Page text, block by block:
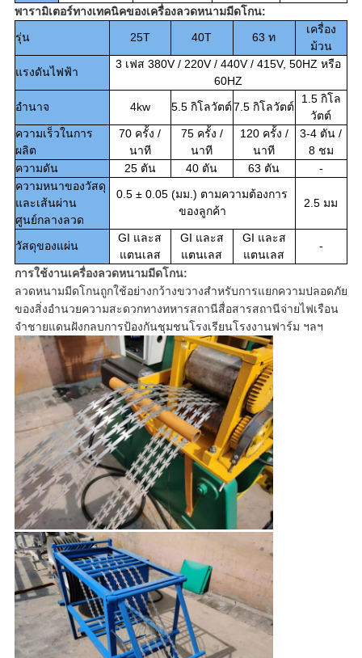
พารามิเตอร์ทางเทคนิคของเครื่องลวดหนามมีดโกน:
รุ่น
25T 40T 63 ท
เครื่อง
ม้วน
แรงดันไฟฟ้า
3 เฟส 380V / 220V / 440V / 415V, 50HZ หรือ
60HZ
อำนาจ
4kw 5.5 กิโลวัตต์ 7.5 กิโลวัตต์
1.5 กิโล
วัตต์
ความเร็วในการ
ผลิต
70 ครั้ง /
นาที
75ครั้ง /
นาที
120 ครั้ง /
นาที
3-4 ตัน /
8 ชม
ความดัน
25 ตัน 40 ตัน 63 ตัน
-
ความหนาของวัสดุ
และเส้นผ่าน
ศูนย์กลางลวด
0.5 ± 0.05 (มม.) ตามความต้องการ
ของลูกค้า
2.5 มม
วัสดุของแผ่น
GI และส
แตนเลส
GI และส
แตนเลส
GI และส
แตนเลส
-
การใช้งานเครื่องลวดหนามมีดโกน:
ลวดหนามมีดโกนถูกใช้อย่างกว้างขวางสำหรับการแยกความปลอดภัย
ของสิ่งอำนวยความสะดวกทางทหารสถานีสื่อสารสถานีจ่ายไฟเรือน
จำชายแดนฝังกลบการป้องกันชุมชนโรงเรียนโรงงานฟาร์ม ฯลฯ